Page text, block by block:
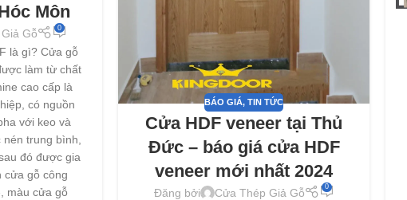
Môn
Gỗ 0
là gì? Cửa gỗ
làm từ chất
cao cấp là
có nguồn
với keo và
trung bình,
đó được gia
cửa gỗ công
màu cửa gỗ
BÁO GIÁ, TIN TỨC
Cửa HDF veneer tại Thủ
Đức – báo giá cửa HDF
veneer mới nhất 2024
Đăng bởi Cửa Thép Giả Gỗ 0